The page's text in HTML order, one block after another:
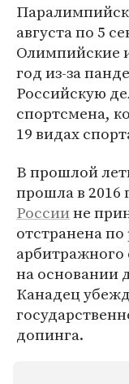
августа по 5
Олимпийские
год из-за
Российскую
спортсмена,
19 видах
В прошлой
прошла в 2016
Россиине
отстранена
на основании
Канадец
допинга.